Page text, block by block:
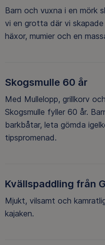
Barn och vuxna i en mörk
vi en grotta där vi skapade
häxor, mumier och en
Skogsmulle 60 år
Med Mullelopp, grillkorv
Skogsmulle fyller 60 år.
barkbåtar, leta gömda
tipspromenad.
Kvällspaddling från
Mjukt, vilsamt och
kajaken.